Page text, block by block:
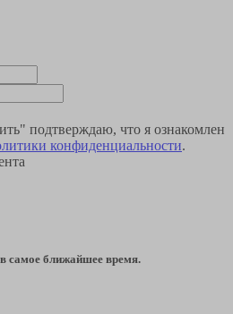
подтверждаю, что я ознакомлен
конфиденциальности.
самое ближайшее время.